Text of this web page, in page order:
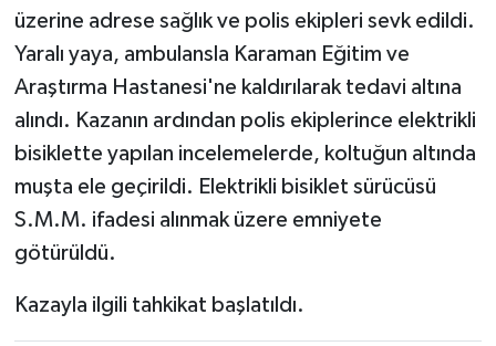
üzerine adrese sağlık ve polis ekipleri sevk edildi.
Yaralı yaya, ambulansla Karaman Eğitim ve
Araştırma Hastanesi'ne kaldırılarak tedavi altına
alındı. Kazanın ardından polis ekiplerince elektrikli
bisiklette yapılan incelemelerde, koltuğun altında
muşta ele geçirildi. Elektrikli bisiklet sürücüsü
S.M.M. ifadesi alınmak üzere emniyete
götürüldü.
Kazayla ilgili tahkikat başlatıldı.